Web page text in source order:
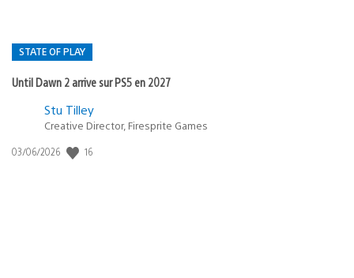
STATE OF PLAY
Until Dawn 2 arrive sur PS5 en 2027
Postée
:
Stu Tilley
Creative Director, Firesprite Games
Date
03/06/2026 16